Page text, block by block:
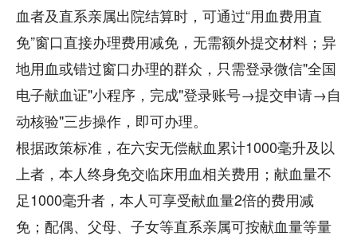
血者及直系亲属出院结算时，可通过“用血费用直
免”窗口直接办理费用减免，无需额外提交材料；异
地用血或错过窗口办理的群众，只需登录微信"全国
电子献血证"小程序，完成"登录账号→提交申请→自
动核验"三步操作，即可办理。
根据政策标准，在六安无偿献血累计1000毫升及以
上者，本人终身免交临床用血相关费用；献血量不
足1000毫升者，本人可享受献血量2倍的费用减
免；配偶、父母、子女等直系亲属可按献血量等量